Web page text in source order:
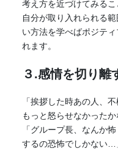
考え方を近づけてみるこ
自分が取り入れられる
い方法を学べばポジテ
れます。
３.感情を切り離
「挨拶した時あの人、
もっと怒らせなかったか
「グループ長、なんか
するの恐怖でしかない…